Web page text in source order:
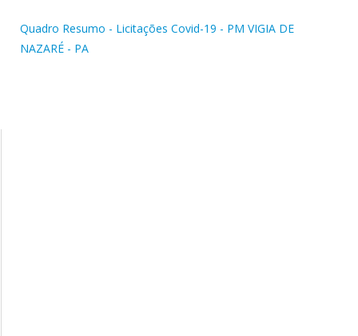
Quadro Resumo - Licitações Covid-19 - PM VIGIA DE
NAZARÉ - PA